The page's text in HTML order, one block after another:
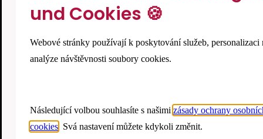
und Cookies 🍪
Webové stránky používají k poskytování služeb, personalizaci
analýze návštěvnosti soubory cookies.
Následující volbou souhlasíte s našimi zásady ochrany
cookies . Svá nastavení můžete kdykoli změnit.